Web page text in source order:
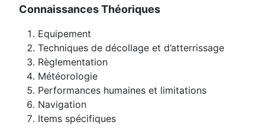
Connaissances Théoriques
Equipement
Techniques de décollage et d’atterrissage
Règlementation
Météorologie
Performances humaines et limitations
Navigation
Items spécifiques